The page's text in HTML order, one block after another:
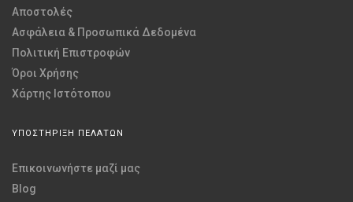
Αποστολές
Ασφάλεια & Προσωπικά Δεδομένα
Πολιτική Επιστροφών
Όροι Χρήσης
Χάρτης Ιστότοπου
ΥΠΟΣΤΗΡΙΞΗ ΠΕΛΑΤΩΝ
Επικοινωνήστε μαζί μας
Blog